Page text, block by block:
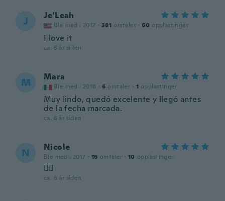
J Je'Leah
Ble med i 2017 · 381 omtaler · 60 opplastinger
I love it
ca. 6 år siden
M Mara
Ble med i 2018 · 6 omtaler · 1 opplastinger
Muy lindo, quedó excelente y llegó antes
de la fecha marcada.
ca. 6 år siden
N Nicole
Ble med i 2017 · 16 omtaler · 10 opplastinger
👌🏻
ca. 6 år siden